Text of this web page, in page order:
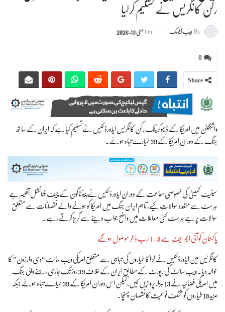
رکن کانگریس نے تسلیم کرلیا
By ویب ڈیسک On مئی 13, 2026
0
Share
واشنگٹن میں امریکا کے ڈیموکریٹک رکن کانگریس ایڈورڈ کیس نے تسلیم کیا ہے کہ ایران کے ساتھ
جنگ کے دوران امریکا کے 39 طیارے تباہ ہوئے۔
سینیٹ کمیٹی کی خصوصی سماعت کے دوران ایڈورڈ کیس نے پینٹاگون کے چیف فنانشل آفیسر جے
ہرسٹ سے متعدد سوالات کیے، تاہم ایران جنگ میں امریکا کو ہونے والے نقصانات سے متعلق
سوالات پر جے ہرسٹ کئی معاملات میں واضح جواب دینے سے گریز کرتے رہے۔
پاکستان کو آئی ایم ایف سے 1.3 ارب ڈالر موصول ہوگئے
کانگریس مین ایڈورڈ کیس نے لڑاکا طیاروں کی تباہی سے متعلق امریکی ویب سائٹ “دی وار زون” کا
حوالہ دیا۔ ویب سائٹ کی رپورٹ کے مطابق ایران کے خلاف 39 روز تک جاری رہنے والی جنگ
میں امریکی فضائیہ نے 13 ہزار پروازیں کیں، لیکن اس دوران امریکا کے 39 طیارے تباہ ہوئے جبکہ
مزید 10 طیاروں کو مختلف نوعیت کا نقصان پہنچا۔